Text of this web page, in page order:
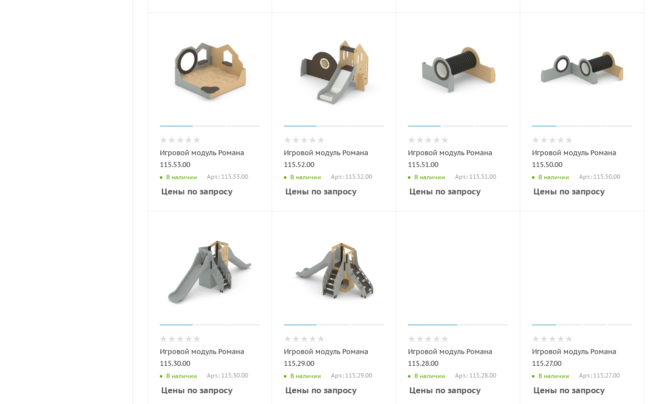
Игровой модуль Романа
115.53.00
В наличии Арт.: 115.53.00
Цены по запросу
Игровой модуль Романа
115.52.00
В наличии Арт.: 115.52.00
Цены по запросу
Игровой модуль Романа
115.51.00
В наличии Арт.: 115.51.00
Цены по запросу
Игровой модуль Романа
115.50.00
В наличии Арт.: 115.50.00
Цены по запросу
Игровой модуль Романа
115.30.00
В наличии Арт.: 115.30.00
Цены по запросу
Игровой модуль Романа
115.29.00
В наличии Арт.: 115.29.00
Цены по запросу
Игровой модуль Романа
115.28.00
В наличии Арт.: 115.28.00
Цены по запросу
Игровой модуль Романа
115.27.00
В наличии Арт.: 115.27.00
Цены по запросу